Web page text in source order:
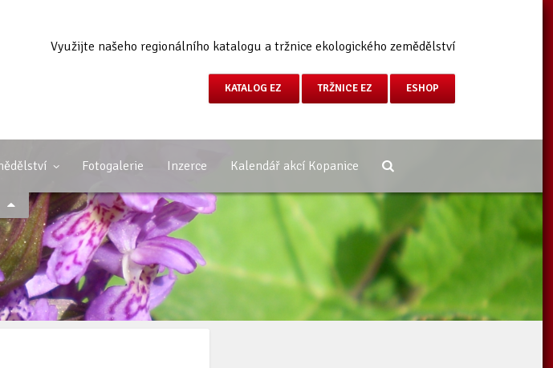
Využijte našeho regionálního katalogu a tržnice ekologického zemědělství
KATALOG EZ TRŽNICE EZ ESHOP
Fotogalerie Inzerce Kalendář akcí Kopanice